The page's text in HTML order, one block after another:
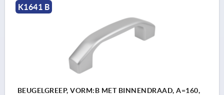
K1641 B
BEUGELGREEP, VORM:B MET BINNENDRAAD, A=160,